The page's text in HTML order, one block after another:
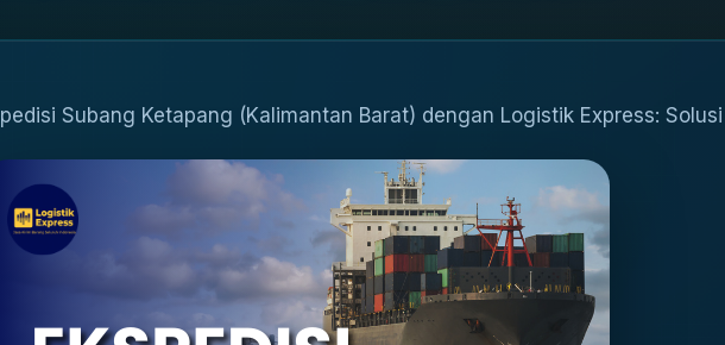
Subang Ketapang (Kalimantan Barat) dengan Logistik Express: